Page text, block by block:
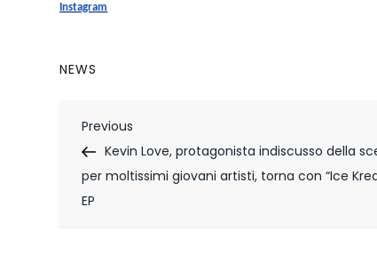
Instagram
NEWS
N
a
v
Previous
Post
Previous
Kevin Love, protagonista indiscusso della
per moltissimi giovani artisti, torna con “Ice
EP